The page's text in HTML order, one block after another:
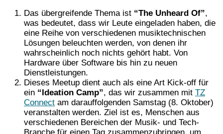
Das übergreifende Thema ist “The Unheard Of”,
was bedeutet, dass wir Leute eingeladen haben, die
eine Reihe von verschiedenen musiktechnischen
Lösungen beleuchten werden, von denen ihr
wahrscheinlich noch nichts gehört habt. Von
Hardware über Software bis hin zu neuen
Dienstleistungen.
Dieses Meetup dient auch als eine Art Kick-off für
ein “Ideation Camp”, das wir zusammen mit TZ
Connect am darauffolgenden Samstag (8. Oktober)
veranstalten werden. Ziel ist es, Menschen aus
verschiedenen Bereichen der Musik- und Tech-
Branche für einen Tag zusammenzubringen, um